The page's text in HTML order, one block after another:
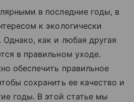
в последние годы, в
к экологически
как и любая другая
в правильном уходе.
обеспечить правильное
сохранить ее качество и
годы. В этой статье мы